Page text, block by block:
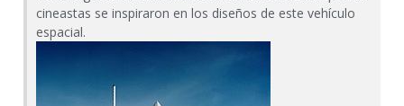
cineastas se inspiraron en los diseños de este vehículo
espacial.